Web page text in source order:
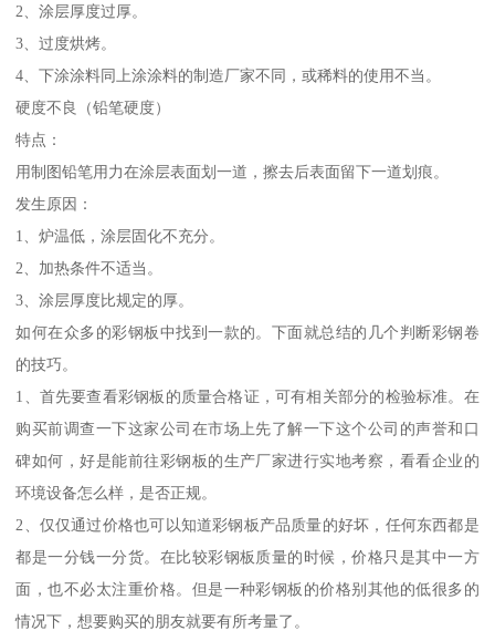
2、涂层厚度过厚。
3、过度烘烤。
4、下涂涂料同上涂涂料的制造厂家不同，或稀料的使用不当。
硬度不良（铅笔硬度）
特点：
用制图铅笔用力在涂层表面划一道，擦去后表面留下一道划痕。
发生原因：
1、炉温低，涂层固化不充分。
2、加热条件不适当。
3、涂层厚度比规定的厚。
如何在众多的彩钢板中找到一款的。下面就总结的几个判断彩钢卷
的技巧。
1、首先要查看彩钢板的质量合格证，可有相关部分的检验标准。在
购买前调查一下这家公司在市场上先了解一下这个公司的声誉和口
碑如何，好是能前往彩钢板的生产厂家进行实地考察，看看企业的
环境设备怎么样，是否正规。
2、仅仅通过价格也可以知道彩钢板产品质量的好坏，任何东西都是
都是一分钱一分货。在比较彩钢板质量的时候，价格只是其中一方
面，也不必太注重价格。但是一种彩钢板的价格别其他的低很多的
情况下，想要购买的朋友就要有所考量了。